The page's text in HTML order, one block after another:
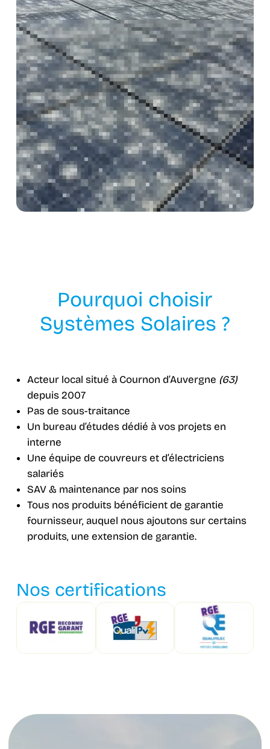
Pourquoi choisir
Systèmes Solaires ?
Acteur local situé à Cournon d’Auvergne (63)
depuis 2007
Pas de sous-traitance
Un bureau d’études dédié à vos projets en
interne
Une équipe de couvreurs et d’électriciens
salariés
SAV & maintenance par nos soins
Tous nos produits bénéficient de garantie
fournisseur, auquel nous ajoutons sur certains
produits, une extension de garantie.
Nos certifications